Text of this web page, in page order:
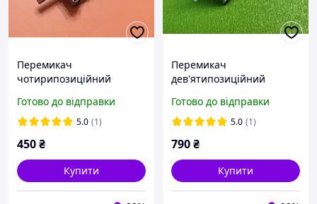
Перемикач
чотирипозиційний
для електропліт "ORION"
7LA GOTTAK, Spain
Готово до відправки
5.0 (1)
450₴
Купити
Перемикач
дев'ятипозиційний
для електродуховок
"PYRAMIDA" 7LA GOTTAK,
Готово до відправки
5.0 (1)
790₴
Купити